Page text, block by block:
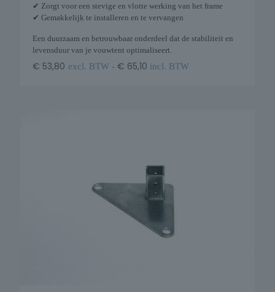
✔ Zorgt voor een stevige en vlotte werking van het frame
✔ Gemakkelijk te installeren en te vervangen
Een duurzaam en betrouwbaar onderdeel dat de stabiliteit en
levensduur van je vouwtent optimaliseert.
€ 53,80 excl. BTW - € 65,10 incl. BTW